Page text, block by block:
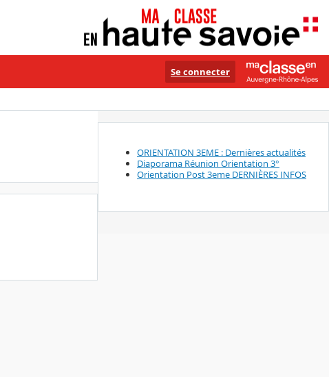
Se connecter
ORIENTATION 3EME : Dernières actualités
Diaporama Réunion Orientation 3°
Orientation Post 3eme DERNIÈRES INFOS